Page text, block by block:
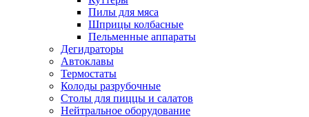
Пилы для мяса
Шприцы колбасные
Пельменные аппараты
Дегидраторы
Автоклавы
Термостаты
Колоды разрубочные
Столы для пиццы и салатов
Нейтральное оборудование